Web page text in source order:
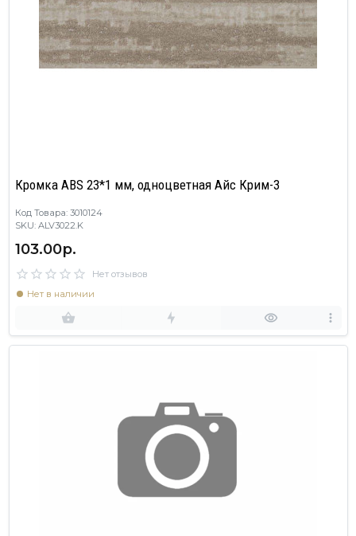
Кромка ABS 23*1 мм, одноцветная Айс Крим-3
Код Товара: 3010124
SKU: ALV3022.K
103.00р.
Нет отзывов
Нет в наличии